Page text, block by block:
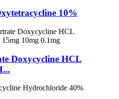
10%
Doxycycline HCL